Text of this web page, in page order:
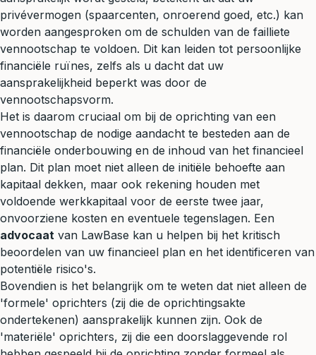
privévermogen (spaarcenten, onroerend goed, etc.) kan
worden aangesproken om de schulden van de failliete
vennootschap te voldoen. Dit kan leiden tot persoonlijke
financiële ruïnes, zelfs als u dacht dat uw
aansprakelijkheid beperkt was door de
vennootschapsvorm.
Het is daarom cruciaal om bij de oprichting van een
vennootschap de nodige aandacht te besteden aan de
financiële onderbouwing en de inhoud van het financieel
plan. Dit plan moet niet alleen de initiële behoefte aan
kapitaal dekken, maar ook rekening houden met
voldoende werkkapitaal voor de eerste twee jaar,
onvoorziene kosten en eventuele tegenslagen. Een
advocaat van LawBase kan u helpen bij het kritisch
beoordelen van uw financieel plan en het identificeren van
potentiële risico's.
Bovendien is het belangrijk om te weten dat niet alleen de
'formele' oprichters (zij die de oprichtingsakte
ondertekenen) aansprakelijk kunnen zijn. Ook de
'materiële' oprichters, zij die een doorslaggevende rol